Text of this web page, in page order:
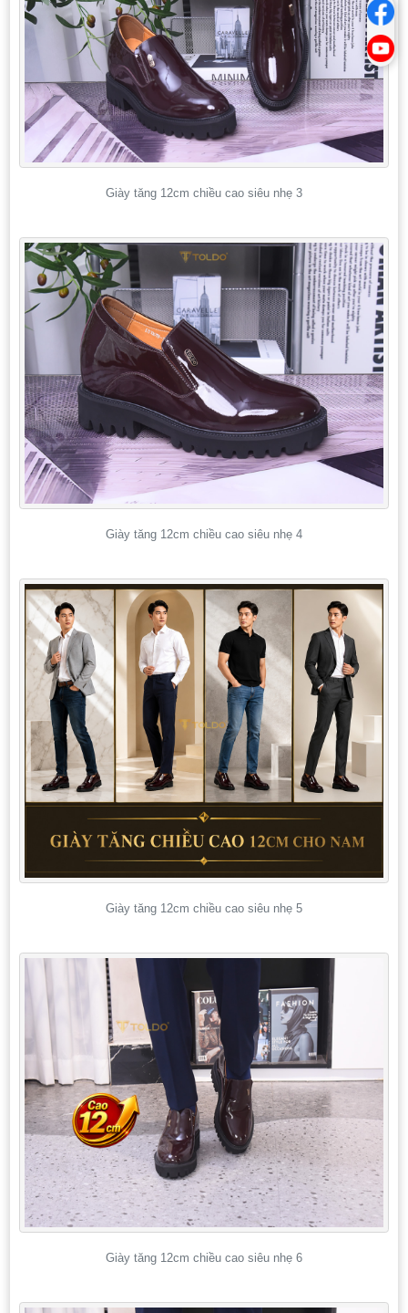
Giày tăng 12cm chiều cao siêu nhẹ 3
Giày tăng 12cm chiều cao siêu nhẹ 4
Giày tăng 12cm chiều cao siêu nhẹ 5
Giày tăng 12cm chiều cao siêu nhẹ 6